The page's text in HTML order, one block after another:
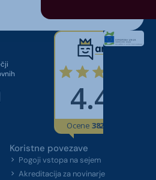
Koristne povezave
Pogoji vstopa na sejem
Akreditacija za novinarje